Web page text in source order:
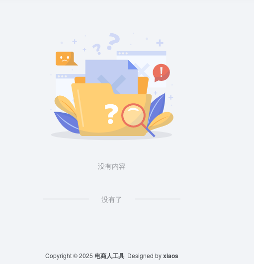
没有内容
没有了
Copyright © 2025 电商人工具 Designed byxiaos